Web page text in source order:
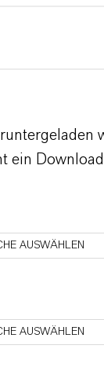
ein
AUSWÄHLEN
AUSWÄHLEN